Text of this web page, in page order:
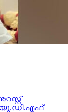
യു.ഡി.എഫ്